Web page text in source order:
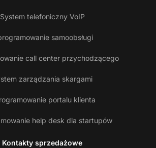
System telefoniczny VoIP
samoobsługi
call center przychodzącego
zarządzania skargami
portalu klienta
help desk dla startupów
Kontakty sprzedażowe